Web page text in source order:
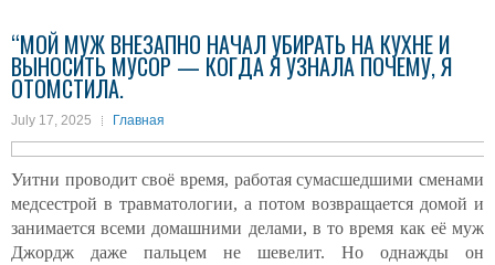
“МОЙ МУЖ ВНЕЗАПНО НАЧАЛ УБИРАТЬ НА КУХНЕ И
ВЫНОСИТЬ МУСОР — КОГДА Я УЗНАЛА ПОЧЕМУ, Я
ОТОМСТИЛА.
July 17, 2025 Главная
Уитни проводит своё время, работая сумасшедшими сменами
медсестрой в травматологии, а потом возвращается домой и
занимается всеми домашними делами, в то время как её муж
Джордж даже пальцем не шевелит. Но однажды он